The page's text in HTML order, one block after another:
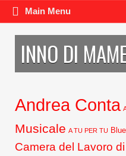
Main Menu
INNO DI
Andrea Conta
Musicale A TU PER TU
Camera del Lavoro